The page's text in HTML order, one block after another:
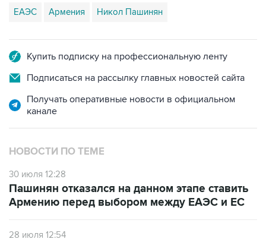
ЕАЭС Армения Никол Пашинян
Купить подписку на профессиональную ленту
Подписаться на рассылку главных новостей сайта
Получать оперативные новости в официальном
канале
НОВОСТИ ПО ТЕМЕ
30 июля 12:28
Пашинян отказался на данном этапе ставить
Армению перед выбором между ЕАЭС и ЕС
28 июля 12:54